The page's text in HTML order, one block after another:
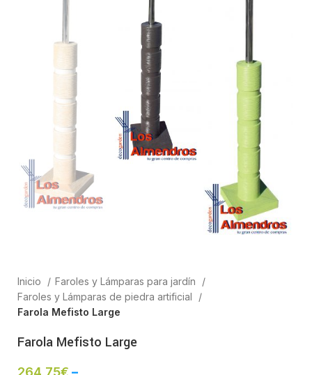
Inicio
Faroles y Lámparas para jardín
Faroles y Lámparas de piedra artificial
Farola Mefisto Large
Farola Mefisto Large